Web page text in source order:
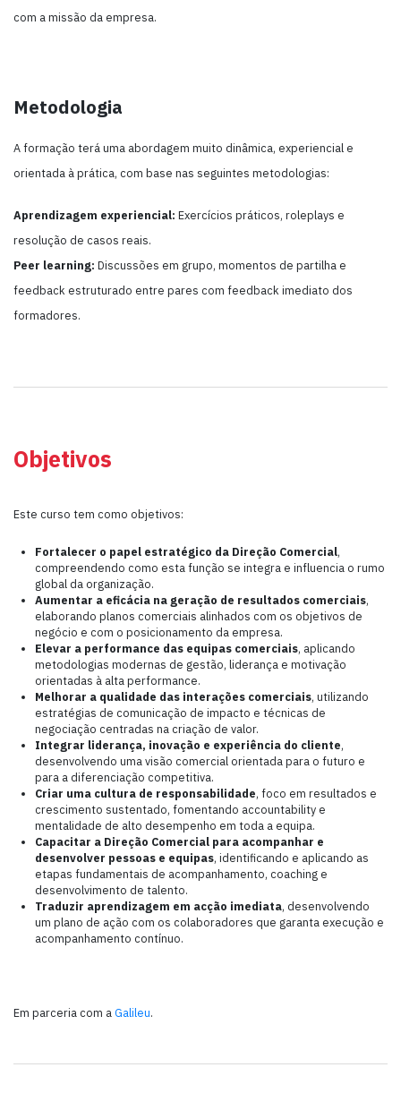
com a missão da empresa.
Metodologia
A formação terá uma abordagem muito dinâmica, experiencial e
orientada à prática, com base nas seguintes metodologias:
Aprendizagem experiencial: Exercícios práticos, roleplays e
resolução de casos reais.
Peer learning: Discussões em grupo, momentos de partilha e
feedback estruturado entre pares com feedback imediato dos
formadores.
Objetivos
Este curso tem como objetivos:
Fortalecer o papel estratégico da Direção Comercial,
compreendendo como esta função se integra e influencia o rumo
global da organização.
Aumentar a eficácia na geração de resultados comerciais,
elaborando planos comerciais alinhados com os objetivos de
negócio e com o posicionamento da empresa.
Elevar a performance das equipas comerciais, aplicando
metodologias modernas de gestão, liderança e motivação
orientadas à alta performance.
Melhorar a qualidade das interações comerciais, utilizando
estratégias de comunicação de impacto e técnicas de
negociação centradas na criação de valor.
Integrar liderança, inovação e experiência do cliente,
desenvolvendo uma visão comercial orientada para o futuro e
para a diferenciação competitiva.
Criar uma cultura de responsabilidade, foco em resultados e
crescimento sustentado, fomentando accountability e
mentalidade de alto desempenho em toda a equipa.
Capacitar a Direção Comercial para acompanhar e
desenvolver pessoas e equipas, identificando e aplicando as
etapas fundamentais de acompanhamento, coaching e
desenvolvimento de talento.
Traduzir aprendizagem em acção imediata, desenvolvendo
um plano de ação com os colaboradores que garanta execução e
acompanhamento contínuo.
Em parceria com aGalileu.